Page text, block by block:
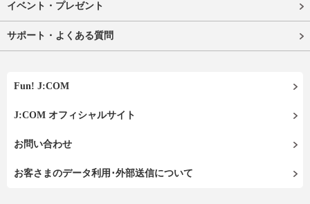
イベント・プレゼント
サポート・よくある質問
Fun! J:COM
J:COM オフィシャルサイト
お問い合わせ
お客さまのデータ利用･外部送信について